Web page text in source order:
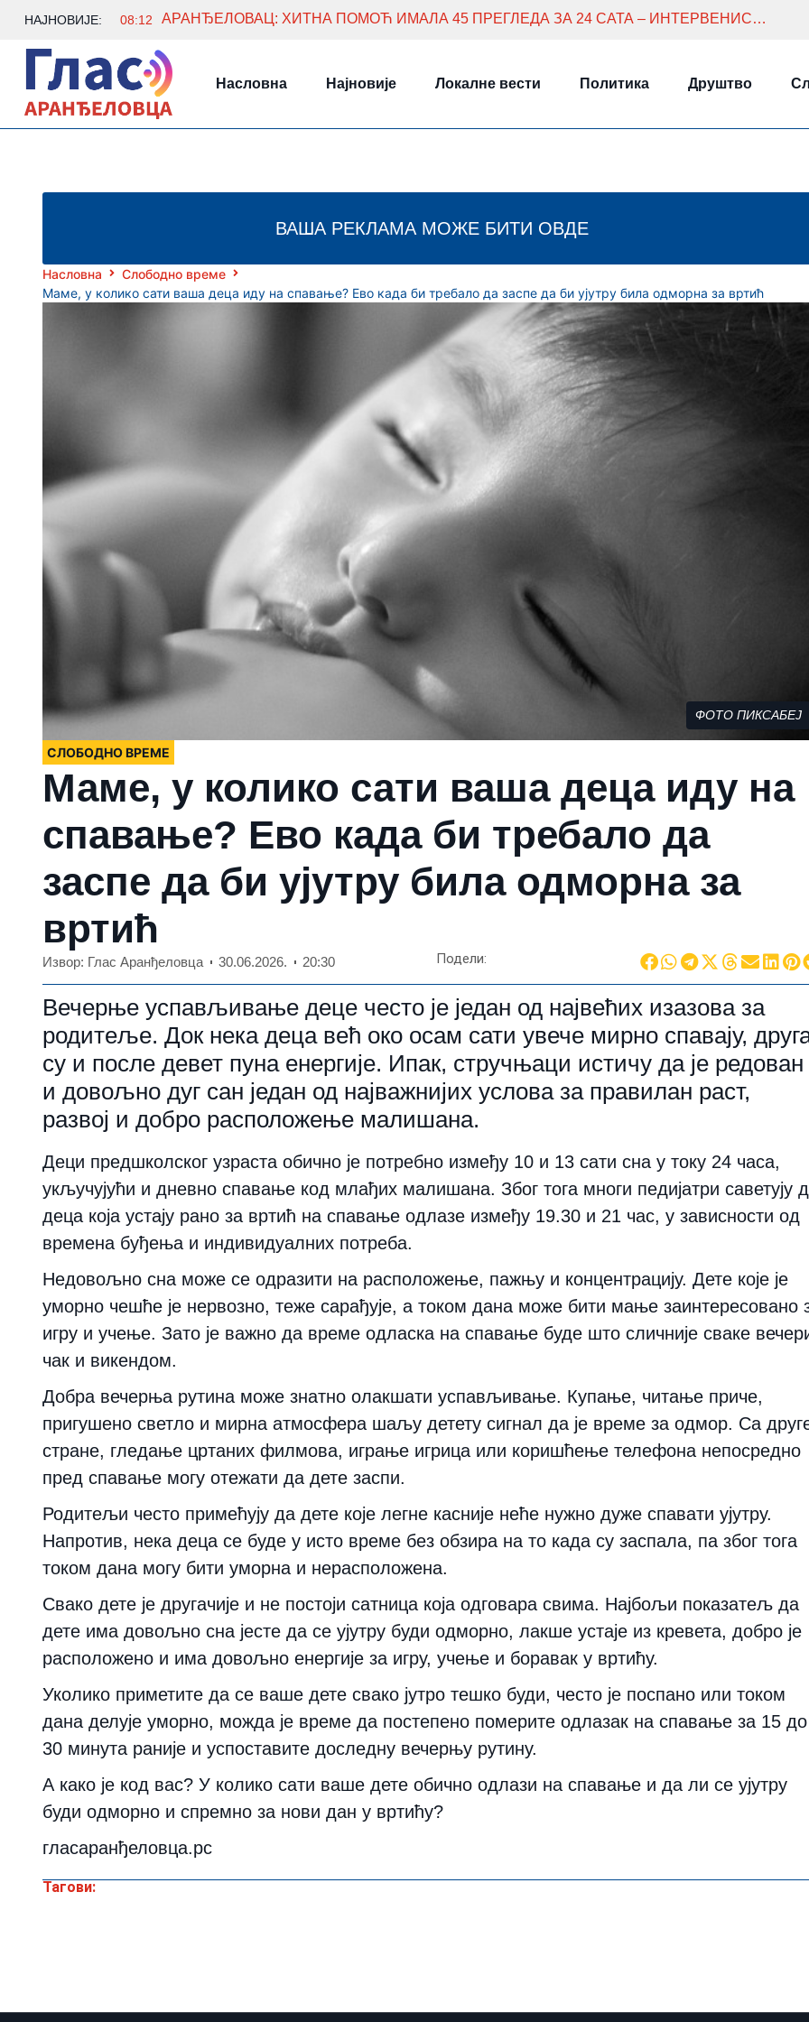
НАЈНОВИЈЕ: 08:12 АРАНЂЕЛОВАЦ: ХИТНА ПОМОЋ ИМАЛА 45 ПРЕГЛЕДА ЗА 24 САТА – ИНТЕРВЕНИСАЛИ ЗБОГ КОМЕ, ТРОВАЊА И ТУЧЕ
Насловна Најновије Локалне вести Политика Друштво
ВАША РЕКЛАМА МОЖЕ БИТИ ОВДЕ
Насловна
Слободно време
Маме, у колико сати ваша деца иду на спавање? Ево када би требало да заспе да би ујутру била одморна за вртић
ФОТО ПИКСАБЕЈ
СЛОБОДНО ВРЕМЕ
Маме, у колико сати ваша деца иду на
спавање? Ево када би требало да
заспе да би ујутру била одморна за
вртић
Извор: Глас Аранђеловца 30.06.2026. 20:30 Подели:
Вечерње успављивање деце често је један од највећих изазова за
родитеље. Док нека деца већ око осам сати увече мирно спавају,
су и после девет пуна енергије. Ипак, стручњаци истичу да је редован
и довољно дуг сан један од најважнијих услова за правилан раст,
развој и добро расположење малишана.
Деци предшколског узраста обично је потребно између 10 и 13 сати сна у току 24 часа,
укључујући и дневно спавање код млађих малишана. Због тога многи педијатри саветују
деца која устају рано за вртић на спавање одлазе између 19.30 и 21 час, у зависности од
времена буђења и индивидуалних потреба.
Недовољно сна може се одразити на расположење, пажњу и концентрацију. Дете које је
уморно чешће је нервозно, теже сарађује, а током дана може бити мање заинтересовано
игру и учење. Зато је важно да време одласка на спавање буде што сличније сваке
чак и викендом.
Добра вечерња рутина може знатно олакшати успављивање. Купање, читање приче,
пригушено светло и мирна атмосфера шаљу детету сигнал да је време за одмор. Са
стране, гледање цртаних филмова, играње игрица или коришћење телефона непосредно
пред спавање могу отежати да дете заспи.
Родитељи често примећују да дете које легне касније неће нужно дуже спавати ујутру.
Напротив, нека деца се буде у исто време без обзира на то када су заспала, па због тога
током дана могу бити уморна и нерасположена.
Свако дете је другачије и не постоји сатница која одговара свима. Најбољи показатељ да
дете има довољно сна јесте да се ујутру буди одморно, лакше устаје из кревета, добро је
расположено и има довољно енергије за игру, учење и боравак у вртићу.
Уколико приметите да се ваше дете свако јутро тешко буди, често је поспано или током
дана делује уморно, можда је време да постепено померите одлазак на спавање за 15 до
30 минута раније и успоставите доследну вечерњу рутину.
А како је код вас? У колико сати ваше дете обично одлази на спавање и да ли се ујутру
буди одморно и спремно за нови дан у вртићу?
гласаранђеловца.рс
Тагови: